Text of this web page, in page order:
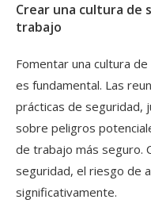
Crear una cultura de
trabajo
Fomentar una cultura
es fundamental. Las
prácticas de seguridad,
sobre peligros
de trabajo más seguro.
seguridad, el riesgo de
significativamente.